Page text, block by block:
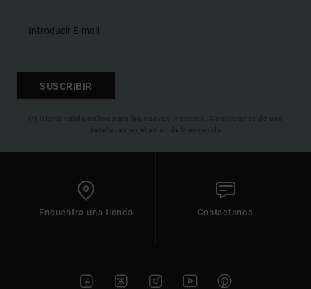
SUSCRIBIR
(*) Oferta valida online para los nuevos inscritos. Condiciones de uso
detalladas en el email de bienvenida
Encuentra una tienda Contactenos